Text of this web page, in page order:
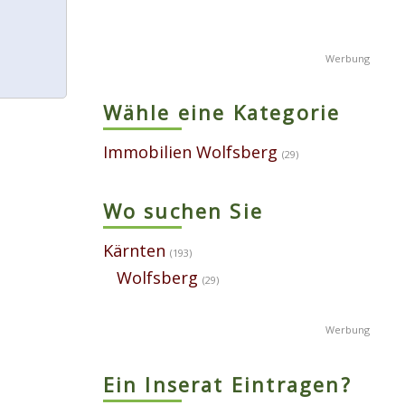
Wähle eine Kategorie
Immobilien Wolfsberg (29)
Wo suchen Sie
Kärnten (193)
Wolfsberg (29)
Ein Inserat Eintragen?